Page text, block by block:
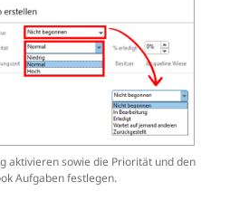
aktivieren sowie die Priorität und den
Aufgaben festlegen.